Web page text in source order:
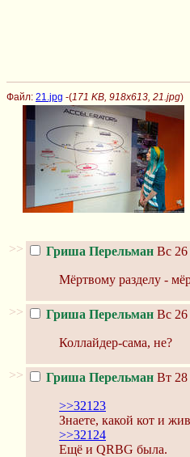
Файл: 21.jpg -(171 KB, 918x613, 21.jpg)
>> Гриша Перельман Вс 26
Мёртвому разделу -
>> Гриша Перельман Вс 26
Коллайдер-сама, не?
>> Гриша Перельман Вт 28
>>32123
Знаете, какой кот и
>>32124
Ещё и QRBG была.